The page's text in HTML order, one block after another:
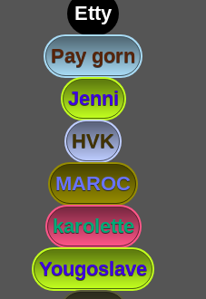
Etty
Pay gorn
Jenni
HVK
MAROC
karolette
Yougoslave